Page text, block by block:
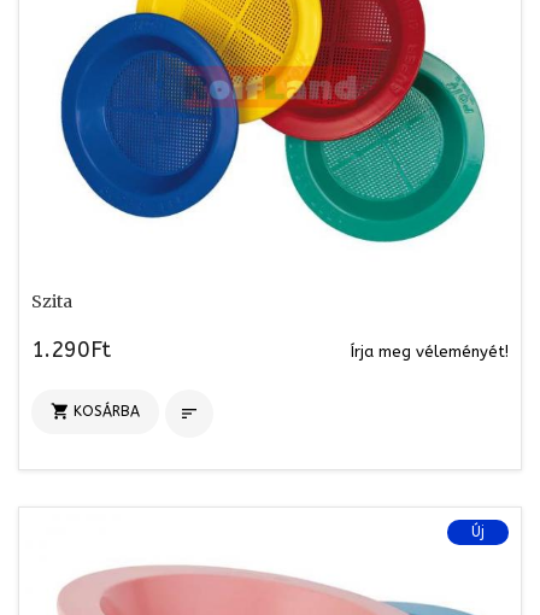
Szita
1.290Ft Írja meg véleményét!
 KOSÁRBA 
Új